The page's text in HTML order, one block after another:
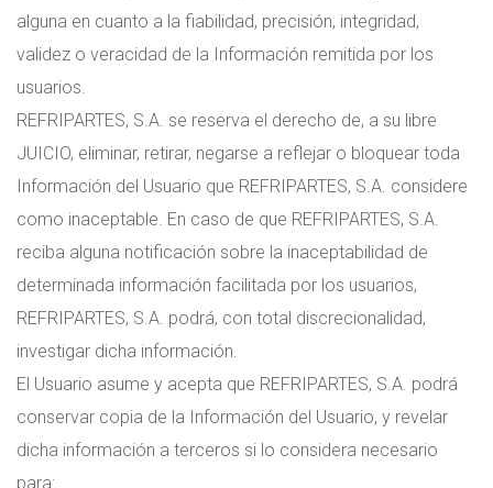
alguna en cuanto a la fiabilidad, precisión, integridad,
validez o veracidad de la Información remitida por los
usuarios.
REFRIPARTES, S.A. se reserva el derecho de, a su libre
JUICIO, eliminar, retirar, negarse a reflejar o bloquear toda
Información del Usuario que REFRIPARTES, S.A. considere
como inaceptable. En caso de que REFRIPARTES, S.A.
reciba alguna notificación sobre la inaceptabilidad de
determinada información facilitada por los usuarios,
REFRIPARTES, S.A. podrá, con total discrecionalidad,
investigar dicha información.
El Usuario asume y acepta que REFRIPARTES, S.A. podrá
conservar copia de la Información del Usuario, y revelar
dicha información a terceros si lo considera necesario
para: